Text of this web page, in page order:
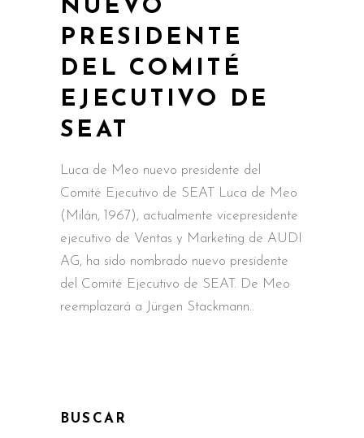
NUEVO
PRESIDENTE
DEL COMITÉ
EJECUTIVO DE
SEAT
Luca de Meo nuevo presidente del
Comité Ejecutivo de SEAT Luca de Meo
(Milán, 1967), actualmente vicepresidente
ejecutivo de Ventas y Marketing de AUDI
AG, ha sido nombrado nuevo presidente
del Comité Ejecutivo de SEAT. De Meo
reemplazará a Jürgen Stackmann
BUSCAR